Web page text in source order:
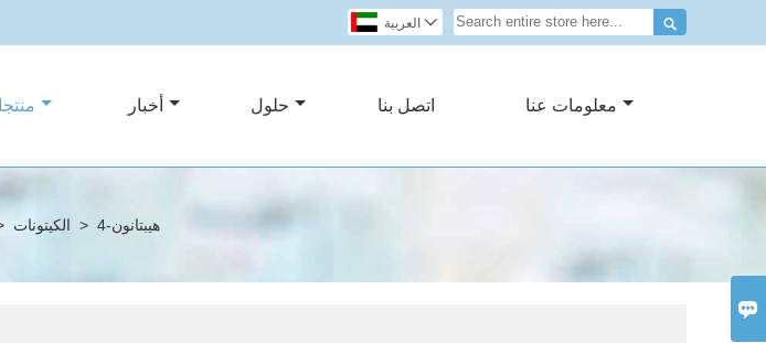

 العربية 
أخبار حلول اتصل بنا معلومات عنا
الكيتونات > 4-هيبتانون